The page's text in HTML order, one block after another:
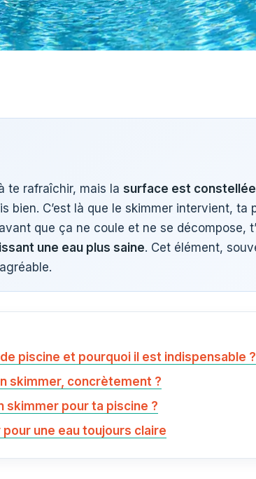
te rafraîchir, mais la surface est
bien. C’est là que le skimmer intervient,
que ça ne coule et ne se décompose,
une eau plus saine. Cet élément,
piscine et pourquoi il est indispensable ?
skimmer, concrètement ?
skimmer pour ta piscine ?
une eau toujours claire